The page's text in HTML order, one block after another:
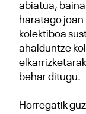
abiatua,
haratago
kolektiboa
ahalduntze
behar ditugu.
Horregatik